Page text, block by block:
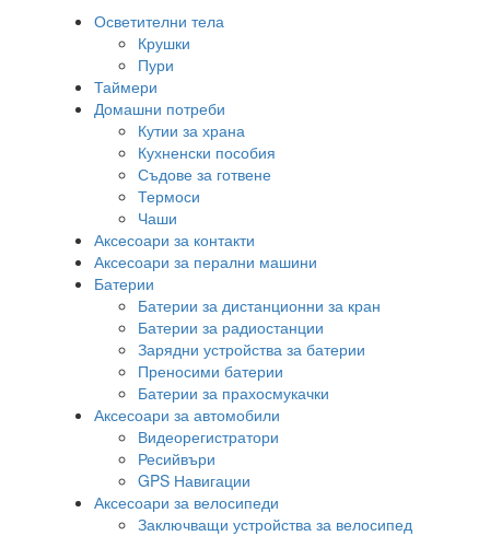
Осветителни тела
Крушки
Пури
Таймери
Домашни потреби
Кутии за храна
Кухненски пособия
Съдове за готвене
Термоси
Чаши
Аксесоари за контакти
Аксесоари за перални машини
Батерии
Батерии за дистанционни за кран
Батерии за радиостанции
Зарядни устройства за батерии
Преносими батерии
Батерии за прахосмукачки
Аксесоари за автомобили
Видеорегистратори
Ресийвъри
GPS Навигации
Аксесоари за велосипеди
Заключващи устройства за велосипед